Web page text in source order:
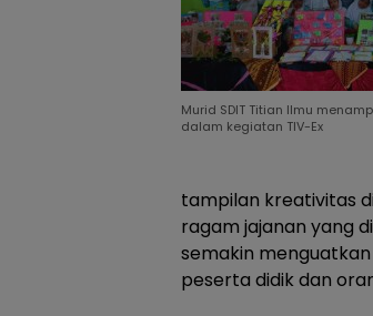
Murid SDIT Titian Ilmu
dalam kegiatan TIV-Ex
tampilan kreativitas
ragam jajanan yang
semakin
peserta didik dan